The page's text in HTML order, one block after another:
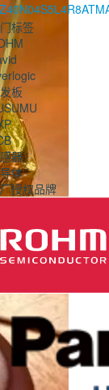
标签
板
器
体
授权品牌